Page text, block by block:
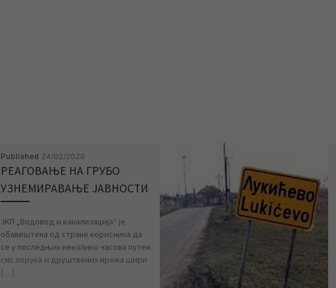
Published 24/02/2020
РЕАГОВАЊЕ НА ГРУБО
УЗНЕМИРАВАЊЕ ЈАВНОСТИ
ЈКП „Водовод и канализација“ је
обавештена од стране корисника да
се у последњих неколико часова путем
смс порука и друштвених мрежа шири
[…]